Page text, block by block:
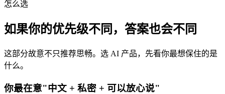
怎么选
如果你的优先级不同，答案也会不同
这部分故意不只推荐思畅。选 AI 产品，先看你最想保住的是
什么。
你最在意"中文 + 私密 + 可以放心说"